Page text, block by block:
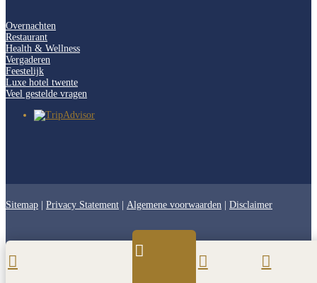
Overnachten
Restaurant
Health & Wellness
Vergaderen
Feestelijk
Luxe hotel twente
Veel gestelde vragen
Sitemap Privacy Statement Algemene voorwaarden Disclaimer


 